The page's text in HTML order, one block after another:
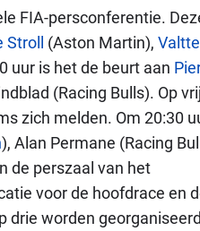
FIA-persconferentie.
Stroll (Aston Martin),
uur is het de beurt aan
(Racing Bulls). Op
zich melden. Om 20:30
), Alan Permane (Racing
de perszaal van het
voor de hoofdrace en
drie worden